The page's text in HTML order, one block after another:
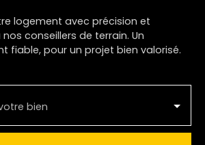
logement avec précision et
conseillers de terrain. Un
fiable, pour un projet bien valorisé.
bien